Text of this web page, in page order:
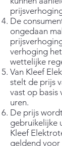
De
ongedaan
verhoging
wettelijke
Van Kleef
stelt de prijs
vast op basis
uren.
De prijs
gebruikelijke
Kleef
geldend